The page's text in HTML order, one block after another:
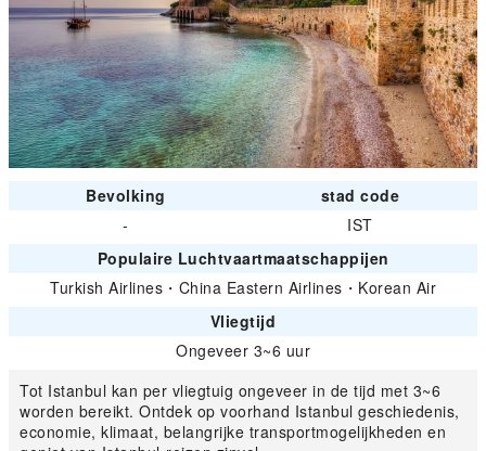
Bevolking
stad code
-
IST
Populaire Luchtvaartmaatschappijen
Turkish Airlines ・ China Eastern Airlines ・ Korean Air
Vliegtijd
Ongeveer 3~6 uur
Tot Istanbul kan per vliegtuig ongeveer in de tijd met 3~6
worden bereikt. Ontdek op voorhand Istanbul geschiedenis,
economie, klimaat, belangrijke transportmogelijkheden en